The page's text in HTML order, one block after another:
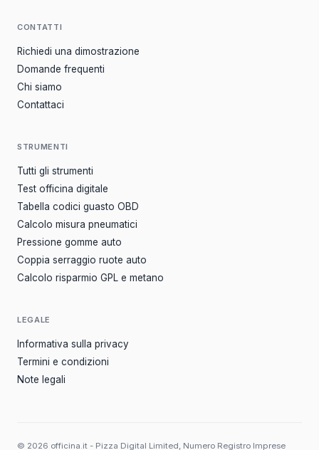
CONTATTI
Richiedi una dimostrazione
Domande frequenti
Chi siamo
Contattaci
STRUMENTI
Tutti gli strumenti
Test officina digitale
Tabella codici guasto OBD
Calcolo misura pneumatici
Pressione gomme auto
Coppia serraggio ruote auto
Calcolo risparmio GPL e metano
LEGALE
Informativa sulla privacy
Termini e condizioni
Note legali
© 2026 officina.it - Pizza Digital Limited, Numero Registro Imprese